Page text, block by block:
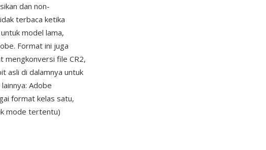
dan non-
terbaca ketika
model lama,
Format ini juga
mengkonversi file CR2,
asli di dalamnya untuk
Adobe
format kelas satu,
mode tertentu)